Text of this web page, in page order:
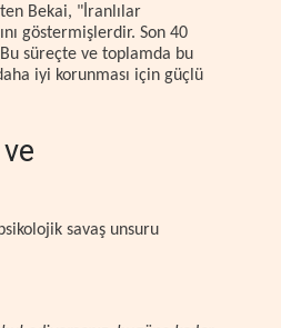
Bekai, "İranlılar
göstermişlerdir. Son 40
süreçte ve toplamda bu
iyi korunması için güçlü
savaş unsuru